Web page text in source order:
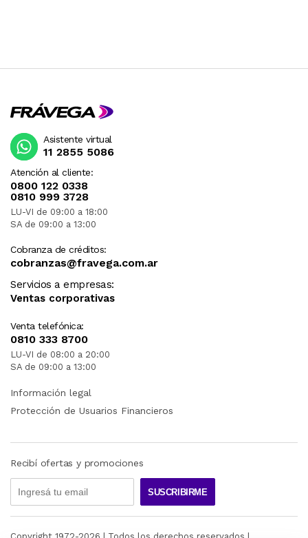
Atención al cliente:
0800 122 0338
0810 999 3728
LU-VI de 09:00 a 18:00
SA de 09:00 a 13:00
Cobranza de créditos:
cobranzas@fravega.com.ar
Servicios a empresas:
Ventas corporativas
Venta telefónica:
0810 333 8700
LU-VI de 08:00 a 20:00
SA de 09:00 a 13:00
Asistente virtual
11 2855 5086
Información legal
Protección de Usuarios Financieros
Recibí ofertas y promociones
SUSCRIBIRME